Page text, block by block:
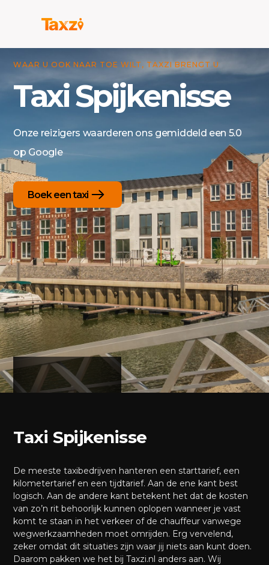
WAAR U OOK NAAR TOE WILT, TAXZI BRENGT U
Taxi Spijkenisse
Onze reizigers waarderen ons gemiddeld een 5.0
op Google
Boek een taxi
Taxi Spijkenisse
De meeste taxibedrijven hanteren een starttarief, een
kilometertarief en een tijdtarief. Aan de ene kant best
logisch. Aan de andere kant betekent het dat de kosten
van zo’n rit behoorlijk kunnen oplopen wanneer je vast
komt te staan in het verkeer of de chauffeur vanwege
wegwerkzaamheden moet omrijden. Erg vervelend,
zeker omdat dit situaties zijn waar jij niets aan kunt doen.
Daarom pakken we het bij Taxzi.nl anders aan. Wij